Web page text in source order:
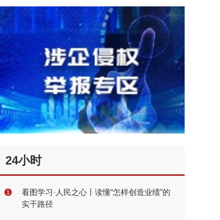
24小时
1
看图学习·人民之心丨读懂“怎样创造业绩”的
实干路径